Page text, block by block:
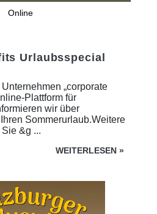
Online
Urlaubsspecial
„corporate
Plattform für
wir über
Sommerurlaub.Weitere
&g ...
WEITERLESEN »